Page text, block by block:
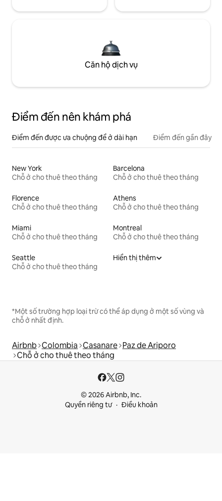
Căn hộ dịch vụ
Điểm đến nên khám phá
Điểm đến được ưa chuộng để ở dài hạn Điểm đến gần đây
New York
Chỗ ở cho thuê theo tháng
Barcelona
Chỗ ở cho thuê theo tháng
Florence
Chỗ ở cho thuê theo tháng
Athens
Chỗ ở cho thuê theo tháng
Miami
Chỗ ở cho thuê theo tháng
Montreal
Chỗ ở cho thuê theo tháng
Seattle
Chỗ ở cho thuê theo tháng
Hiển thị thêm
*Một số trường hợp loại trừ có thể áp dụng ở một số vùng và
chỗ ở nhất định.
Airbnb Colombia Casanare Paz de Ariporo
Chỗ ở cho thuê theo tháng
© 2026 Airbnb, Inc.
Quyền riêng tư
Điều khoản